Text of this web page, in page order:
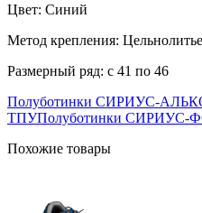
Цвет: Синий
Метод крепления:
Размерный ряд: с 41 по 46
Полуботинки СИРИУС-
ТПУПолуботинки СИРИУС-
Похожие товары